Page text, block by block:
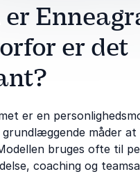
er det
er en
grundlæggende måder
bruges ofte til
coaching og